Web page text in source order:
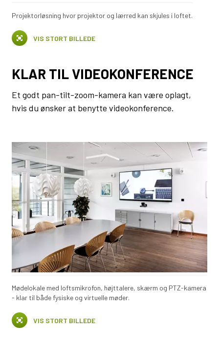
Projektorløsning hvor projektor og lærred kan skjules i loftet.
VIS STORT BILLEDE
KLAR TIL VIDEOKONFERENCE
Et godt pan-tilt-zoom-kamera kan være oplagt,
hvis du ønsker at benytte videokonference.
Mødelokale med loftsmikrofon, højttalere, skærm og PTZ-kamera
- klar til både fysiske og virtuelle møder.
VIS STORT BILLEDE